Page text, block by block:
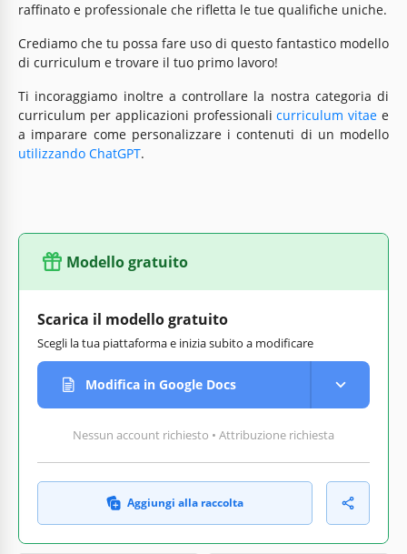
raffinato e professionale che rifletta le tue qualifiche uniche.
Crediamo che tu possa fare uso di questo fantastico modello
di curriculum e trovare il tuo primo lavoro!
Ti incoraggiamo inoltre a controllare la nostra categoria di
curriculum per applicazioni professionalicurriculum vitae e
a imparare come personalizzare i contenuti di un modello
utilizzando ChatGPT.
Modello gratuito
Scarica il modello gratuito
Scegli la tua piattaforma e inizia subito a modificare
Modifica in Google Docs
Nessun account richiesto • Attribuzione richiesta
Aggiungi alla raccolta